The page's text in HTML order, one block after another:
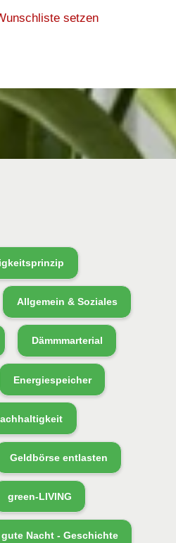
setzen
Allgemein & Soziales
Dämmmarterial
Energiespeicher
Geldbörse entlasten
green-LIVING
gute Nacht - Geschichte